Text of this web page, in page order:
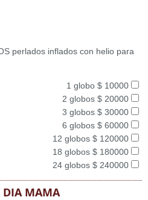
perlados inflados con helio para
1 globo $ 10000
2 globos $ 20000
3 globos $ 30000
6 globos $ 60000
12 globos $ 120000
18 globos $ 180000
24 globos $ 240000
MAMA